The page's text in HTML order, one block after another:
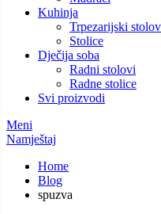
Kuhinja
Trpezarijski
Stolice
Dječija soba
Radni stolovi
Radne stolice
Svi proizvodi
Meni
Namještaj
Home
Blog
spuzva